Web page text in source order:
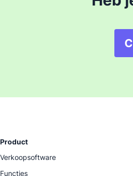
Product
Verkoopsoftware
Functies